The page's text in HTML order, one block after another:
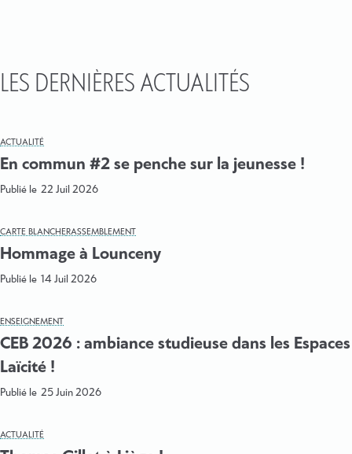
LES DERNIÈRES ACTUALITÉS
ACTUALITÉ
En commun #2 se penche sur la jeunesse !
Publié le 22 Juil 2026
CARTE BLANCHERASSEMBLEMENT
Hommage à Lounceny
Publié le 14 Juil 2026
ENSEIGNEMENT
CEB 2026 : ambiance studieuse dans les Espaces
Laïcité !
Publié le 25 Juin 2026
ACTUALITÉ